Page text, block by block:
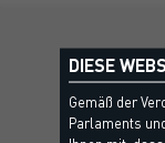
DIESE
Gemäß der
Parlaments